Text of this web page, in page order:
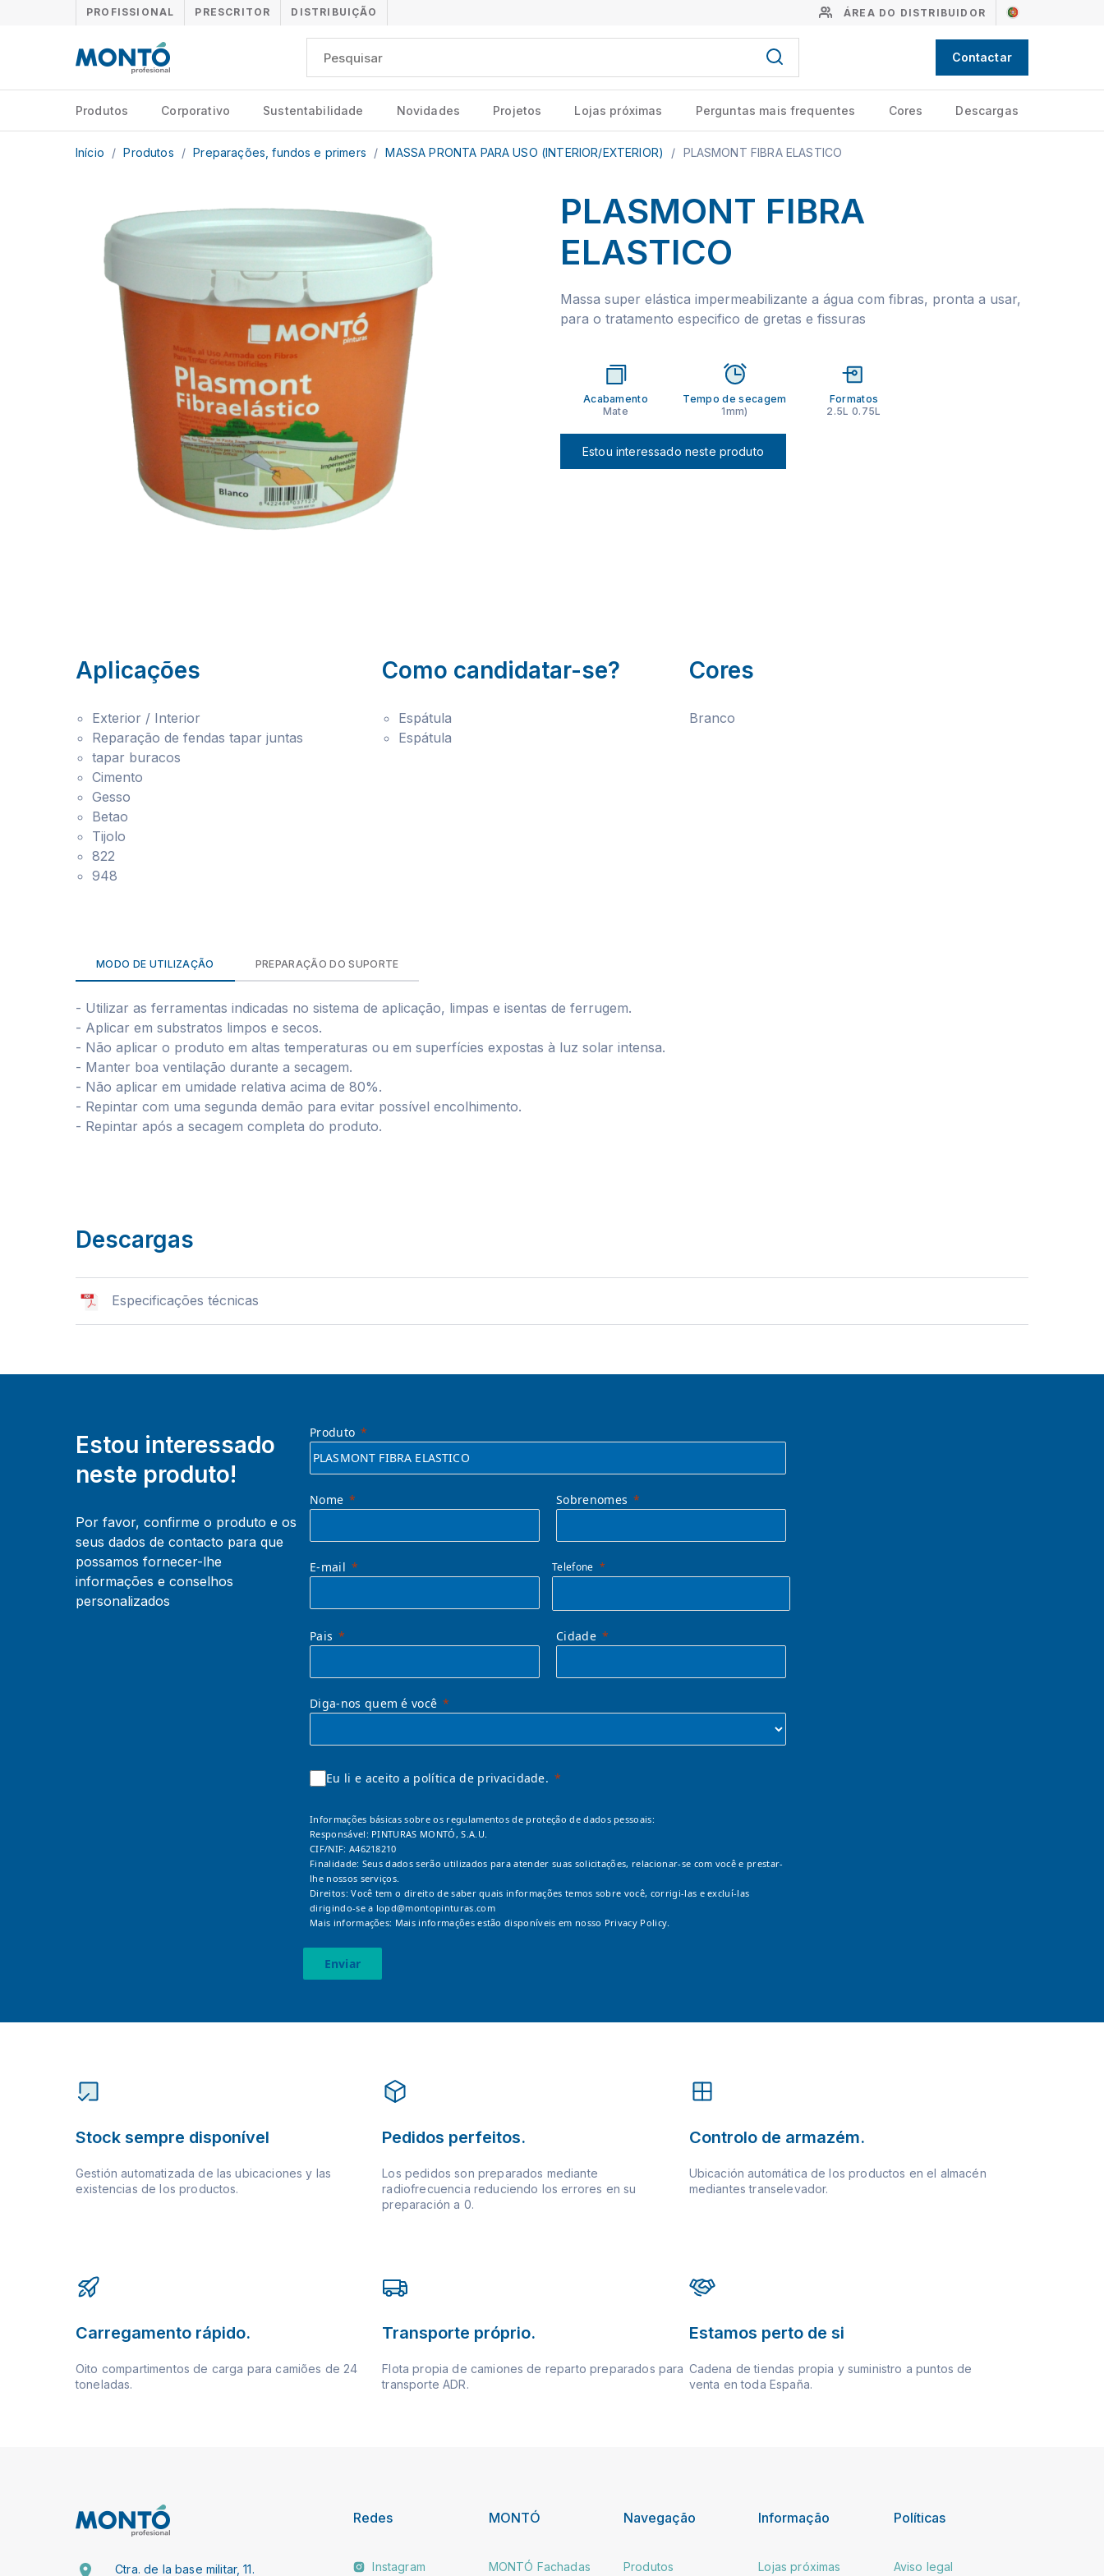
PROFISSIONAL PRESCRITOR DISTRIBUIÇÃO ÁREA DO DISTRIBUIDOR
Contactar
Produtos Corporativo Sustentabilidade Novidades Projetos Lojas próximas Perguntas mais frequentes Cores Descargas
Início / Produtos / Preparações, fundos e primers / MASSA PRONTA PARA USO (INTERIOR/EXTERIOR) / PLASMONT FIBRA ELASTICO
PLASMONT FIBRA
ELASTICO
Massa super elástica impermeabilizante a água com fibras, pronta a usar,
para o tratamento especifico de gretas e fissuras
Acabamento
Mate
Tempo de secagem
1mm)
Formatos
2.5L 0.75L
Estou interessado neste produto
Aplicações
Exterior / Interior
Reparação de fendas tapar juntas
tapar buracos
Cimento
Gesso
Betao
Tijolo
822
948
Como candidatar-se?
Espátula
Espátula
Cores
Branco
MODO DE UTILIZAÇÃO PREPARAÇÃO DO SUPORTE
- Utilizar as ferramentas indicadas no sistema de aplicação, limpas e isentas de ferrugem.
- Aplicar em substratos limpos e secos.
- Não aplicar o produto em altas temperaturas ou em superfícies expostas à luz solar intensa.
- Manter boa ventilação durante a secagem.
- Não aplicar em umidade relativa acima de 80%.
- Repintar com uma segunda demão para evitar possível encolhimento.
- Repintar após a secagem completa do produto.
Descargas
Especificações técnicas
Estou interessado
neste produto!
Por favor, confirme o produto e os
seus dados de contacto para que
possamos fornecer-lhe
informações e conselhos
personalizados
Produto
Nome Sobrenomes
E-mail Telefone
Pais Cidade
Diga-nos quem é você
Eu li e aceito a política de privacidade.
Informações básicas sobre os regulamentos de proteção de dados pessoais:
Responsável: PINTURAS MONTÓ, S.A.U.
CIF/NIF: A46218210
Finalidade: Seus dados serão utilizados para atender suas solicitações, relacionar-se com você e prestar-
lhe nossos serviços.
Direitos: Você tem o direito de saber quais informações temos sobre você, corrigi-las e excluí-las
dirigindo-se a lopd@montopinturas.com
Mais informações: Mais informações estão disponíveis em nosso Privacy Policy.
Enviar
Stock sempre disponível
Gestión automatizada de las ubicaciones y las
existencias de los productos.
Pedidos perfeitos.
Los pedidos son preparados mediante
radiofrecuencia reduciendo los errores en su
preparación a 0.
Controlo de armazém.
Ubicación automática de los productos en el almacén
mediantes transelevador.
Carregamento rápido.
Oito compartimentos de carga para camiões de 24
toneladas.
Transporte próprio.
Flota propia de camiones de reparto preparados para
transporte ADR.
Estamos perto de si
Cadena de tiendas propia y suministro a puntos de
venta en toda España.
Ctra. de la base militar, 11.
Redes
Instagram
MONTÓ
MONTÓ Fachadas
Navegação
Produtos
Informação
Lojas próximas
Políticas
Aviso legal